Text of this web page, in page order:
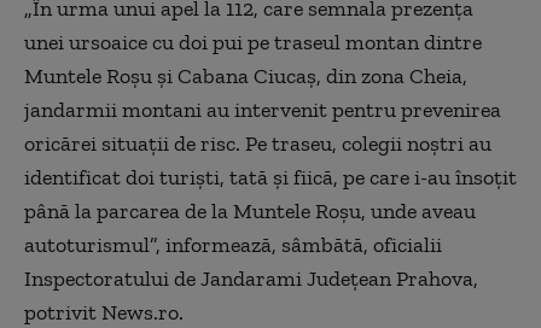
„În urma unui apel la 112, care semnala prezenţa
unei ursoaice cu doi pui pe traseul montan dintre
Muntele Roşu şi Cabana Ciucaş, din zona Cheia,
jandarmii montani au intervenit pentru prevenirea
oricărei situaţii de risc. Pe traseu, colegii noştri au
identificat doi turişti, tată şi fiică, pe care i-au însoţit
până la parcarea de la Muntele Roşu, unde aveau
autoturismul”, informează, sâmbătă, oficialii
Inspectoratului de Jandarami Judeţean Prahova,
potrivit News.ro.